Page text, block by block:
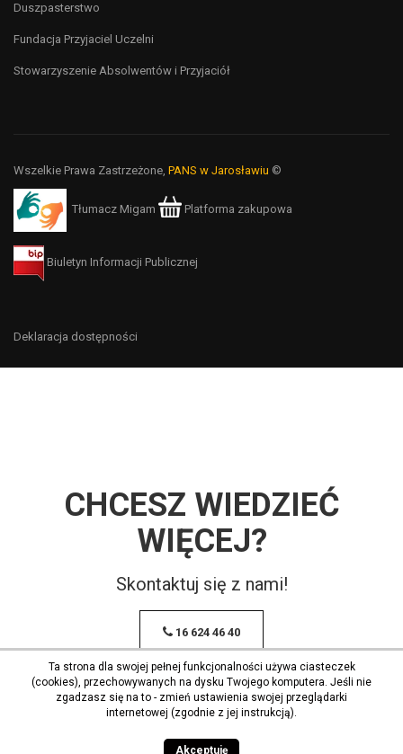
Duszpasterstwo
Fundacja Przyjaciel Uczelni
Stowarzyszenie Absolwentów i Przyjaciół
Wszelkie Prawa Zastrzeżone, PANS w Jarosławiu ©
Tłumacz Migam Platforma zakupowa
Biuletyn Informacji Publicznej
Deklaracja dostępności
CHCESZ WIEDZIEĆ
WIĘCEJ?
Skontaktuj się z nami!
16 624 46 40
Ta strona dla swojej pełnej funkcjonalności używa ciasteczek
(cookies), przechowywanych na dysku Twojego komputera. Jeśli nie
zgadzasz się na to - zmień ustawienia swojej przeglądarki
internetowej (zgodnie z jej instrukcją).
Akceptuję